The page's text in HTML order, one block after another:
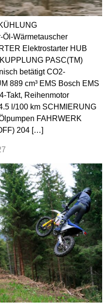
Öl-Wärmetauscher
Elektrostarter HUB
PASC(TM)
betätigt CO2-
889 cm³ EMS Bosch EMS
Takt, Reihenmotor
l/100 km SCHMIERUNG
FAHRWERK
204 […]